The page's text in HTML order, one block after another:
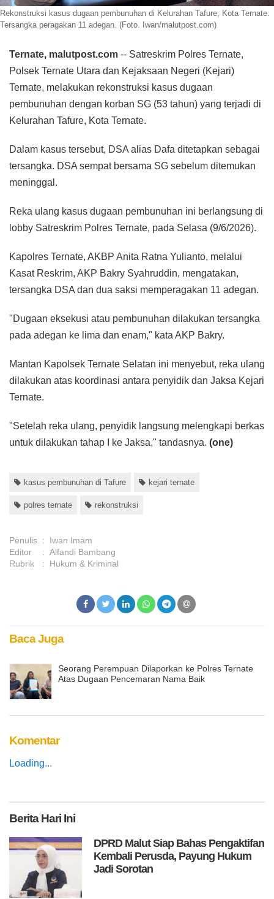
Rekonstruksi kasus dugaan pembunuhan di Kelurahan Tafure, Kota Ternate.
Tersangka peragakan 11 adegan. (Foto. Iwan/malutpost.com)
Ternate, malutpost.com -- Satreskrim Polres Ternate,
Polsek Ternate Utara dan Kejaksaan Negeri (Kejari)
Ternate, melakukan rekonstruksi kasus dugaan
pembunuhan dengan korban SG (53 tahun) yang terjadi di
Kelurahan Tafure, Kota Ternate.
Dalam kasus tersebut, DSA alias Dafa ditetapkan sebagai
tersangka. DSA sempat bersama SG sebelum ditemukan
meninggal.
Reka ulang kasus dugaan pembunuhan ini berlangsung di
lobby Satreskrim Polres Ternate, pada Selasa (9/6/2026).
Kapolres Ternate, AKBP Anita Ratna Yulianto, melalui
Kasat Reskrim, AKP Bakry Syahruddin, mengatakan,
tersangka DSA dan dua saksi memperagakan 11 adegan.
"Dugaan eksekusi atau pembunuhan dilakukan tersangka
pada adegan ke lima dan enam," kata AKP Bakry.
Mantan Kapolsek Ternate Selatan ini menyebut, reka ulang
dilakukan atas koordinasi antara penyidik dan Jaksa Kejari
Ternate.
"Setelah reka ulang, penyidik langsung melengkapi berkas
untuk dilakukan tahap I ke Jaksa," tandasnya. (one)
kasus pembunuhan di Tafure kejari ternate
polres ternate rekonstruksi
Penulis :
Iwan Imam
Editor
: Alfandi Bambang
Rubrik
: Hukum & Kriminal
Baca Juga
Seorang Perempuan Dilaporkan ke Polres Ternate
Atas Dugaan Pencemaran Nama Baik
Komentar
Loading...
BeritaHari Ini
DPRD Malut Siap Bahas Pengaktifan
Kembali Perusda, Payung Hukum
Jadi Sorotan